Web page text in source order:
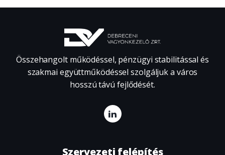
Összehangolt működéssel, pénzügyi stabilitással és
szakmai együttműködéssel szolgáljuk a város
hosszú távú fejlődését.
Szervezeti felépítés